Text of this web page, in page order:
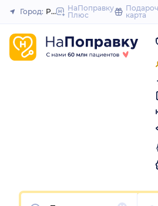
Закрыть
Город: Ростов-на-Дону
НаПоправку
Плюс
карта
Очистить